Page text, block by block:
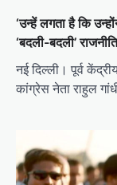
‘उन्हें लगता है कि
‘बदली-बदली’
नई दिल्ली। पूर्व
कांग्रेस नेता राहुल